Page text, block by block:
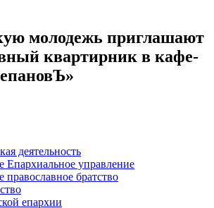
молодежь приглашают
квартирник в кафе-
деятельность
Епархиальное управление
православное братство
епархии